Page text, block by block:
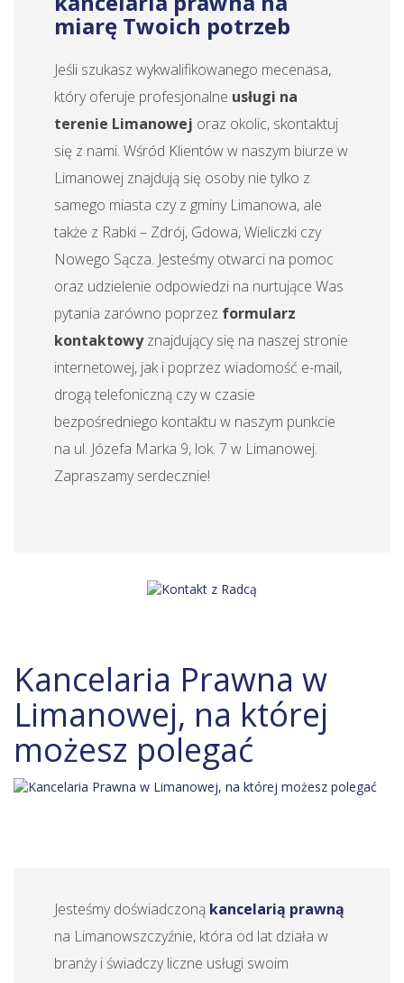
miarę Twoich potrzeb
Jeśli szukasz wykwalifikowanego mecenasa,
który oferuje profesjonalne usługi na
terenie Limanowej oraz okolic, skontaktuj
się z nami. Wśród Klientów w naszym biurze w
Limanowej znajdują się osoby nie tylko z
samego miasta czy z gminy Limanowa, ale
także z Rabki – Zdrój, Gdowa, Wieliczki czy
Nowego Sącza. Jesteśmy otwarci na pomoc
oraz udzielenie odpowiedzi na nurtujące Was
pytania zarówno poprzez formularz
kontaktowyznajdujący się na naszej stronie
internetowej, jak i poprzez wiadomość e-mail,
drogą telefoniczną czy w czasie
bezpośredniego kontaktu w naszym punkcie
na ul. Józefa Marka 9, lok. 7 w Limanowej.
Zapraszamy serdecznie!
Kancelaria Prawna w
Limanowej, na której
możesz polegać
Jesteśmy doświadczoną kancelarią prawną
na Limanowszczyźnie, która od lat działa w
branży i świadczy liczne usługi swoim